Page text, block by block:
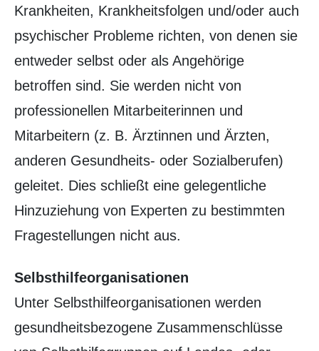
Krankheiten, Krankheitsfolgen und/oder auch
psychischer Probleme richten, von denen sie
entweder selbst oder als Angehörige
betroffen sind. Sie werden nicht von
professionellen Mitarbeiterinnen und
Mitarbeitern (z. B. Ärztinnen und Ärzten,
anderen Gesundheits- oder Sozialberufen)
geleitet. Dies schließt eine gelegentliche
Hinzuziehung von Experten zu bestimmten
Fragestellungen nicht aus.
Selbsthilfeorganisationen
Unter Selbsthilfeorganisationen werden
gesundheitsbezogene Zusammenschlüsse